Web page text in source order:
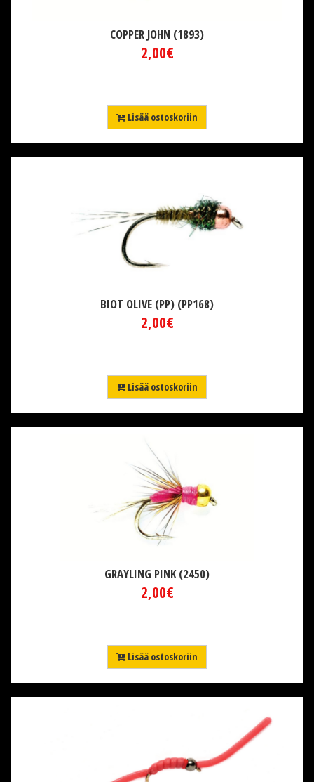
COPPER JOHN (1893)
2,00€
Lisää ostoskoriin
BIOT OLIVE (PP) (PP168)
2,00€
Lisää ostoskoriin
GRAYLING PINK (2450)
2,00€
Lisää ostoskoriin